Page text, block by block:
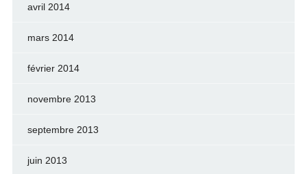
avril 2014
mars 2014
février 2014
novembre 2013
septembre 2013
juin 2013